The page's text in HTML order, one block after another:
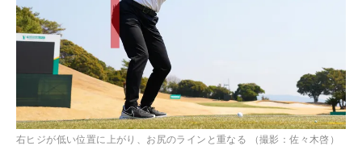
右ヒジが低い位置に上がり、お尻のラインと重なる （撮影：佐々木啓）